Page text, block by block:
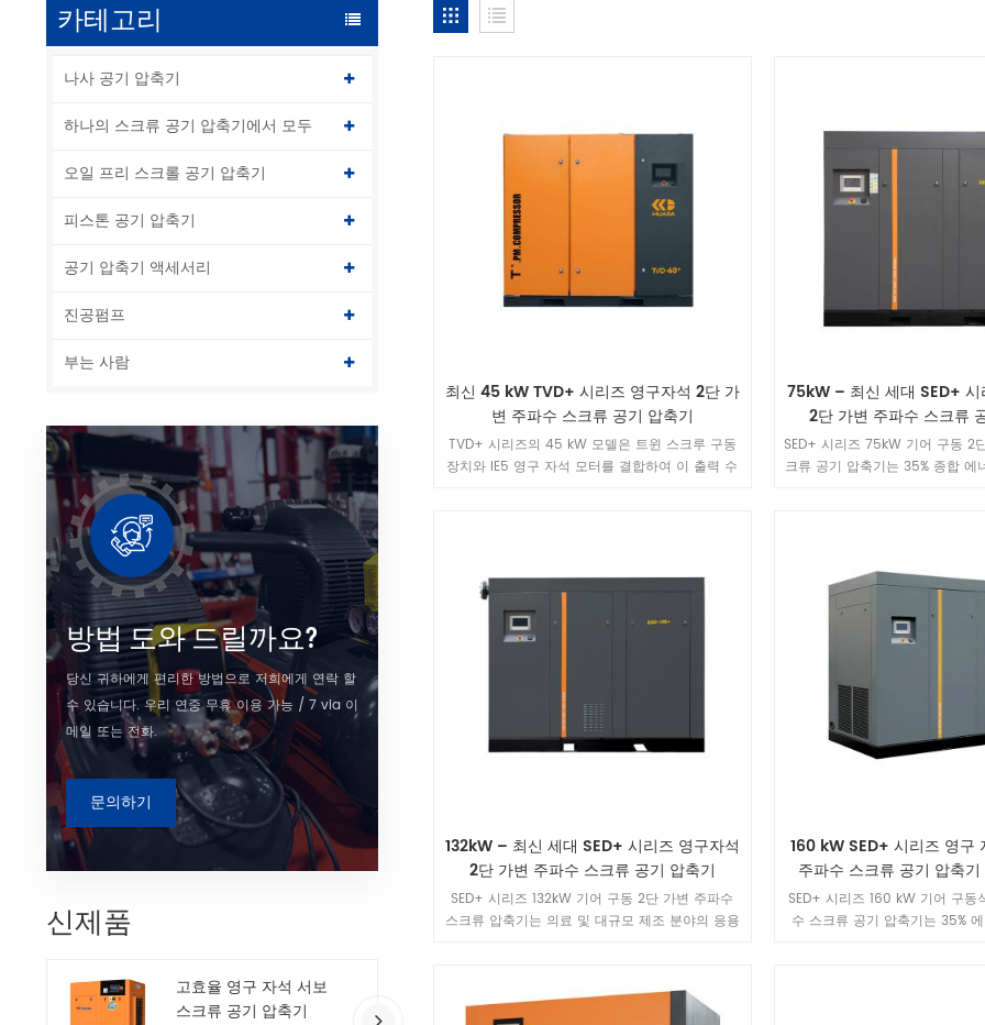
카테고리
나사 공기 압축기
하나의 스크류 공기 압축기에서 모두
오일 프리 스크롤 공기 압축기
피스톤 공기 압축기
공기 압축기 액세서리
진공펌프
부는 사람
방법 도와 드릴까요?
당신 귀하에게 편리한 방법으로 저희에게 연락 할
수 있습니다. 우리 연중 무휴 이용 가능 / 7 via 이
메일 또는 전화.
문의하기
신제품
고효율 영구 자석 서보
스크류 공기 압축기
최신 45 kW TVD+ 시리즈 영구자석 2단 가
변 주파수 스크류 공기 압축기
TVD+ 시리즈의 45 kW 모델은 트윈 스크루 구동
장치와 IE5 영구 자석 모터를 결합하여 이 출력 수
75kW – 최신 세대 SED+ 시
2단 가변 주파수 스크류
SED+ 시리즈 75kW 기어 구동 2
크류 공기 압축기는 35% 종합 에
132kW – 최신 세대 SED+ 시리즈 영구자석
2단 가변 주파수 스크류 공기 압축기
SED+ 시리즈 132kW 기어 구동 2단 가변 주파수
스크류 압축기는 의료 및 대규모 제조 분야의 응용
기적인 이점을 위한 종합적인 35% 에너지 절감률
160 kW SED+ 시리즈 영구
주파수 스크류 공기 압축
SED+ 시리즈 160 kW 기어 구동
수 스크류 공기 압축기는 35%